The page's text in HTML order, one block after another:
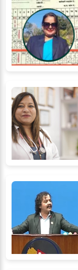
९ओएनएमका
ध्यानाकर्षण